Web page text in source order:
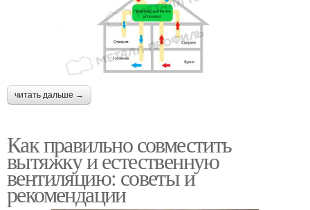
читать дальше →
Как правильно совместить
вытяжку и естественную
вентиляцию: советы и
рекомендации